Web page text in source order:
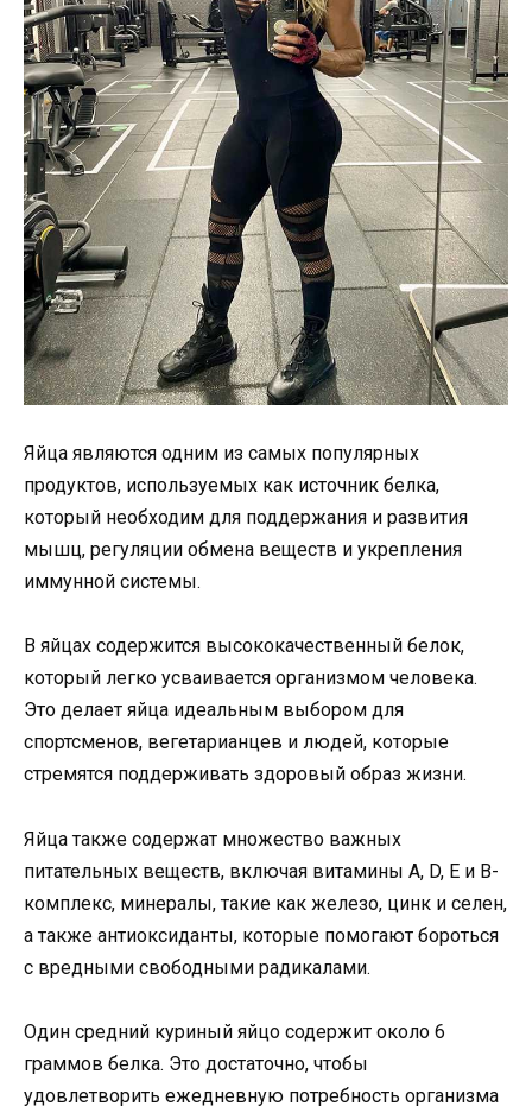
Яйца являются одним из самых популярных
продуктов, используемых как источник белка,
который необходим для поддержания и развития
мышц, регуляции обмена веществ и укрепления
иммунной системы.
В яйцах содержится высококачественный белок,
который легко усваивается организмом человека.
Это делает яйца идеальным выбором для
спортсменов, вегетарианцев и людей, которые
стремятся поддерживать здоровый образ жизни.
Яйца также содержат множество важных
питательных веществ, включая витамины A, D, E и B-
комплекс, минералы, такие как железо, цинк и селен,
а также антиоксиданты, которые помогают бороться
с вредными свободными радикалами.
Один средний куриный яйцо содержит около 6
граммов белка. Это достаточно, чтобы
удовлетворить ежедневную потребность организма